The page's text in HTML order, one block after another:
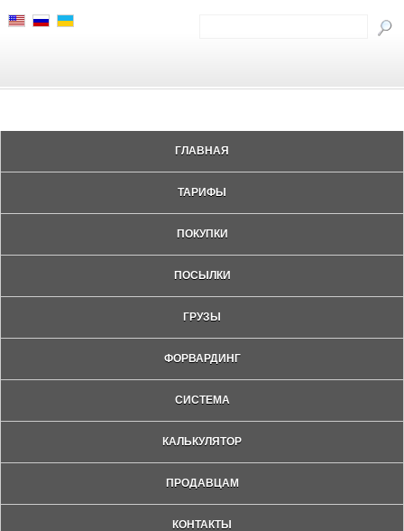
ГЛАВНАЯ
ТАРИФЫ
ПОКУПКИ
ПОСЫЛКИ
ГРУЗЫ
ФОРВАРДИНГ
СИСТЕМА
КАЛЬКУЛЯТОР
ПРОДАВЦАМ
КОНТАКТЫ